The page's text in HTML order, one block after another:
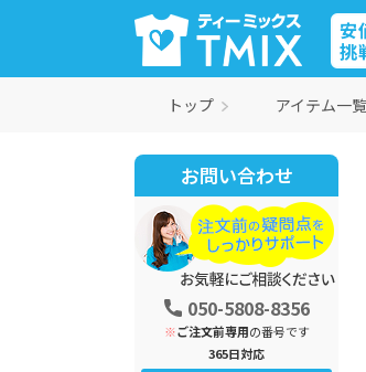
安
挑
トップ アイテム一覧
お問い合わせ
050-5808-8356
※ご注文前専用の番号です
365日対応